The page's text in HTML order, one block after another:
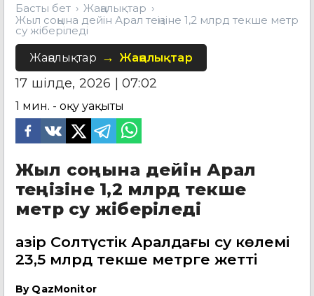
Басты бет
Жаңалықтар
Жыл соңына дейін Арал теңізіне 1,2 млрд текше метр
су жіберіледі
Жаңалықтар Жаңалықтар
17 шілде, 2026 | 07:02
1 мин. - оқу уақыты
Жыл соңына дейін Арал
теңізіне 1,2 млрд текше
метр су жіберіледі
Қазір Солтүстік Аралдағы су көлемі
23,5 млрд текше метрге жетті
By QazMonitor